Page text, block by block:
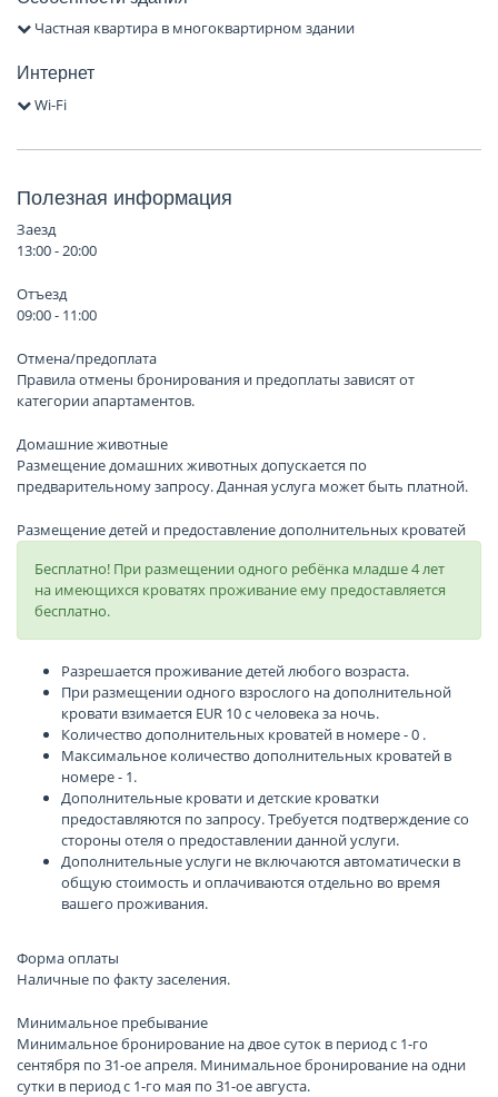
Частная квартира в многоквартирном здании
Интернет
Wi-Fi
Полезная информация
Заезд
13:00 - 20:00
Отъезд
09:00 - 11:00
Отмена/предоплата
Правила отмены бронирования и предоплаты зависят от
категории апартаментов.
Домашние животные
Размещение домашних животных допускается по
предварительному запросу. Данная услуга может быть платной.
Размещение детей и предоставление дополнительных кроватей
Бесплатно! При размещении одного ребёнка младше 4 лет
на имеющихся кроватях проживание ему предоставляется
бесплатно.
Разрешается проживание детей любого возраста.
При размещении одного взрослого на дополнительной
кровати взимается EUR 10 с человека за ночь.
Количество дополнительных кроватей в номере - 0 .
Максимальное количество дополнительных кроватей в
номере - 1.
Дополнительные кровати и детские кроватки
предоставляются по запросу. Требуется подтверждение со
стороны отеля о предоставлении данной услуги.
Дополнительные услуги не включаются автоматически в
общую стоимость и оплачиваются отдельно во время
вашего проживания.
Форма оплаты
Наличные по факту заселения.
Минимальное пребывание
Минимальное бронирование на двое суток в период с 1-го
сентября по 31-ое апреля. Минимальное бронирование на одни
сутки в период с 1-го мая по 31-ое августа.